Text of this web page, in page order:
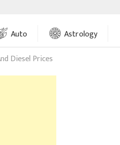
Auto Astrology
Diesel Prices